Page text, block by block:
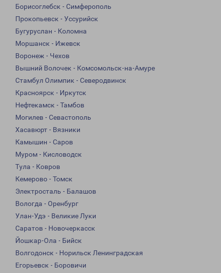
Борисоглебск - Симферополь
Прокопьевск - Уссурийск
Бугуруслан - Коломна
Моршанск - Ижевск
Воронеж - Чехов
Вышний Волочек - Комсомольск-на-Амуре
Стамбул Олимпик - Северодвинск
Красноярск - Иркутск
Нефтекамск - Тамбов
Могилев - Севастополь
Хасавюрт - Вязники
Камышин - Саров
Муром - Кисловодск
Тула - Ковров
Кемерово - Томск
Электросталь - Балашов
Вологда - Оренбург
Улан-Удэ - Великие Луки
Саратов - Новочеркасск
Йошкар-Ола - Бийск
Волгодонск - Норильск Ленинградская
Егорьевск - Боровичи